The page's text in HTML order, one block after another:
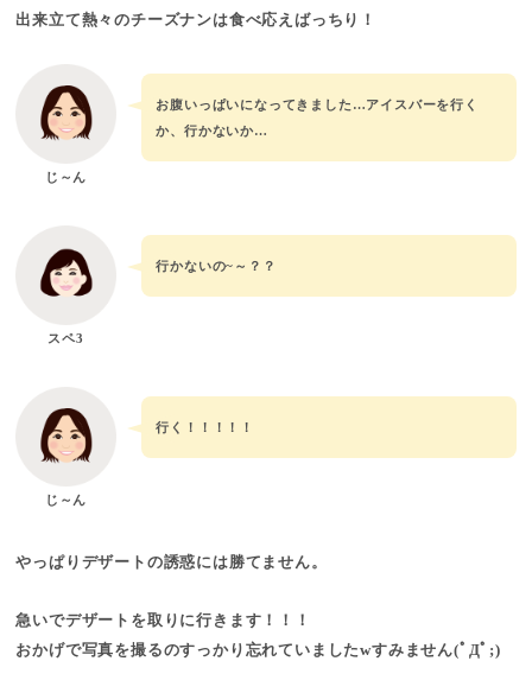
出来立て熱々のチーズナンは食べ応えばっちり！
じ～ん
お腹いっぱいになってきました…アイスバーを行く
か、行かないか…
スペ3
行かないの~～？？
じ～ん
行く！！！！！
やっぱりデザートの誘惑には勝てません。
急いでデザートを取りに行きます！！！
おかげで写真を撮るのすっかり忘れていましたwすみません(ﾟДﾟ;)